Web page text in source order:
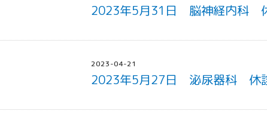
2023年5月31日 脳神経内科
2023-04-21
2023年5月27日 泌尿器科 休